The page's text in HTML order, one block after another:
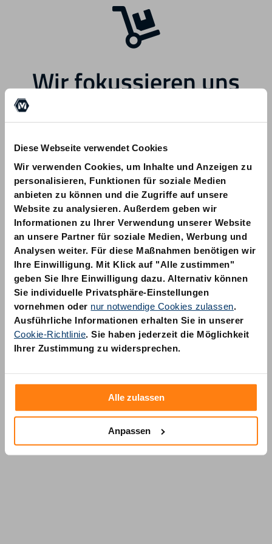
Diese Webseite verwendet Cookies
Wir verwenden Cookies, um Inhalte und Anzeigen zu
personalisieren, Funktionen für soziale Medien
anbieten zu können und die Zugriffe auf unsere
Website zu analysieren. Außerdem geben wir
Informationen zu Ihrer Verwendung unserer Website
an unsere Partner für soziale Medien, Werbung und
Analysen weiter. Für diese Maßnahmen benötigen wir
Ihre Einwilligung. Mit Klick auf "Alle zustimmen"
geben Sie Ihre Einwilligung dazu. Alternativ können
Sie individuelle Privatsphäre-Einstellungen
vornehmen oder nur notwendige Cookies zulassen.
Ausführliche Informationen erhalten Sie in unserer
Cookie-Richtlinie. Sie haben jederzeit die Möglichkeit
Ihrer Zustimmung zu widersprechen.
Alle zulassen
Anpassen
Wir fokussieren uns
zukünftig auf andere
Bereiche.
Bei Fragen zu Ihrer Bestellung wenden
Sie sich bitte an info@am-quality.com
AM Quality GmbH
Wolfsstraße 6-14